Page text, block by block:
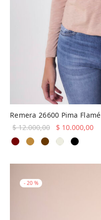
Remera 26600 Pima Flamé
$12.000,00
El precio
original
$ 12.000,00.
$ 10.000,00
- 20 %